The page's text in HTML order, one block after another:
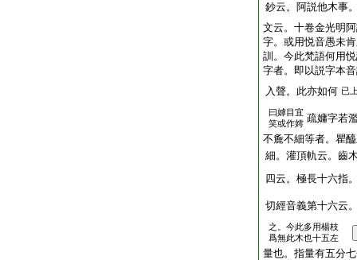
鈔云。阿説他木事
文云。十卷金光明
字。或用悦音愚未
訓。今此梵語何用
字者。即以説字本
入聲。此亦如何 已
曰嫭目宜
笑或作嫮 疏嫞字若
不麁不細等者。瞿
細。灌頂軌云。齒
四云。極長十六指
切經音義第十六云
之。今此多用楊枝
爲無此木也十五左
量也。指量有五分